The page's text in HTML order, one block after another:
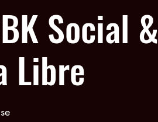
Social &
Libre